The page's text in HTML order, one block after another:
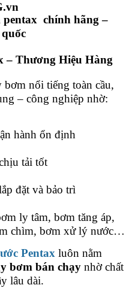
chính hãng –
– Thương Hiệu Hàng
nổi tiếng toàn cầu,
– công nghiệp nhờ:
hành ổn định
tải tốt
đặt và bảo trì
ly tâm, bơm tăng áp,
chìm, bơm xử lý nước…
Pentax luôn nằm
bơm bán chạy nhờ chất
lâu dài.